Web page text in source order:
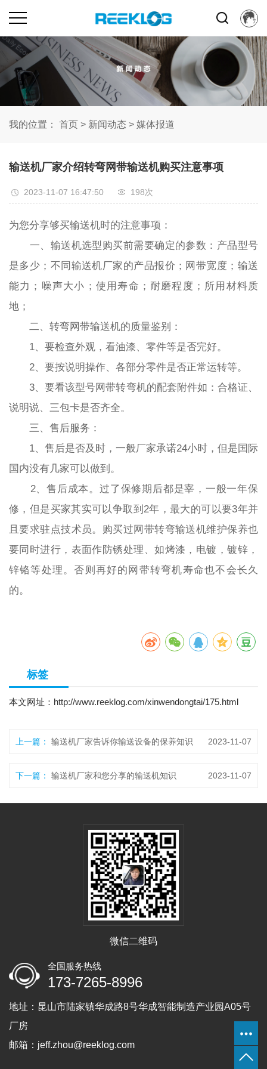
我的位置： 首页 > 新闻动态 > 媒体报道
输送机厂家介绍转弯网带输送机购买注意事项
2023-11-07 16:47:50 198次
为您分享够买输送机时的注意事项：
一、输送机选型购买前需要确定的参数：产品型号
是多少；不同输送机厂家的产品报价；网带宽度；输送
能力；噪声大小；使用寿命；耐磨程度；所用材料质
地；
二、转弯网带输送机的质量鉴别：
1、要检查外观，看油漆、零件等是否完好。
2、要按说明操作、各部分零件是否正常运转等。
3、要看该型号网带转弯机的配套附件如：合格证、
说明说、三包卡是否齐全。
三、售后服务：
1、售后是否及时，一般厂家承诺24小时，但是国际
国内没有几家可以做到。
2、售后成本。过了保修期后都是宰，一般一年保
修，但是买家其实可以争取到2年，最大的可以要3年并
且要求驻点技术员。购买过网带转弯输送机维护保养也
要同时进行，表面作防锈处理、如烤漆，电镀，镀锌，
锌铬等处理。否则再好的网带转弯机寿命也不会长久
的。
标签
本文网址： http://www.reeklog.com/xinwendongtai/175.html
上一篇： 输送机厂家告诉你输送设备的保养知识 2023-11-07
下一篇： 输送机厂家和您分享的输送机知识 2023-11-07
微信二维码
全国服务热线
173-7265-8996
地址：昆山市陆家镇华成路8号华成智能制造产业园A05号
厂房
邮箱：jeff.zhou@reeklog.com